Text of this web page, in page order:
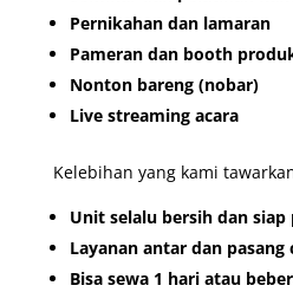
Pernikahan dan lamaran
Pameran dan booth
Nonton bareng (nobar)
Live streaming acara
Kelebihan yang kami
Unit selalu bersih dan siap
Layanan antar dan pasang
Bisa sewa 1 hari atau